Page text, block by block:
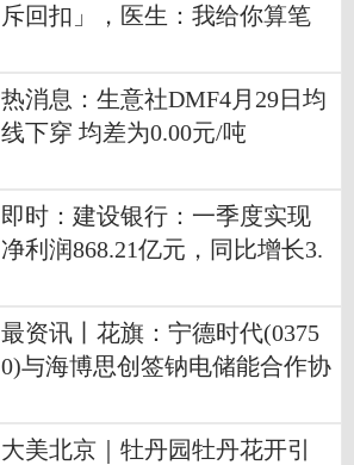
斥回扣」，医生：我给你算笔
热消息：生意社DMF4月29日均
线下穿 均差为0.00元/吨
即时：建设银行：一季度实现
净利润868.21亿元，同比增长3.
最资讯丨花旗：宁德时代(0375
0)与海博思创签钠电储能合作协
大美北京｜牡丹园牡丹花开引